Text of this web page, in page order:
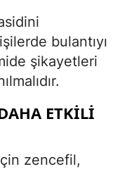
bulantıyı
şikayetleri
ETKILI
zencefil,